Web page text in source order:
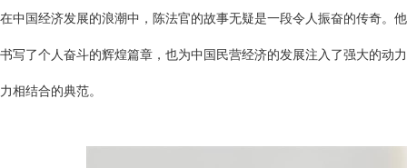
在中国经济发展的浪潮中，陈法官的故事无疑是一段令人振奋的传奇。
书写了个人奋斗的辉煌篇章，也为中国民营经济的发展注入了强大的动
力相结合的典范。